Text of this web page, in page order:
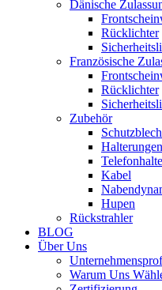
Dänische
Rücklichter
Französische
Rücklichter
Zubehör
Halterungen
Kabel
Hupen
Rückstrahler
BLOG
Über Uns
Warum Uns